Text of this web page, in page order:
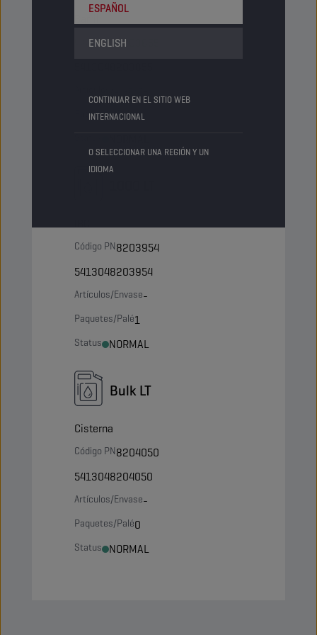
ESPAÑOL
ENGLISH
CONTINUAR EN EL SITIO WEB
INTERNACIONAL
O SELECCIONAR UNA REGIÓN Y UN
IDIOMA
Código PN8203855
Paquetes/Palé4
Código PN8203954
5413048203954
Artículos/Envase-
Paquetes/Palé1
Status NORMAL
Bulk LT
Cisterna
Código PN8204050
5413048204050
Artículos/Envase-
Paquetes/Palé0
Status NORMAL